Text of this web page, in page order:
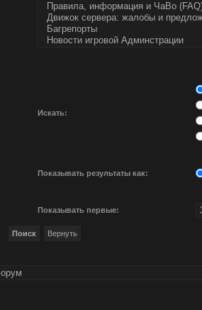
Искать:
Показывать результаты как:
Показывать первые: